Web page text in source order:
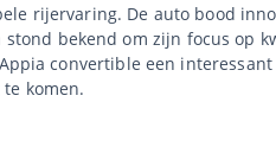
rijervaring. De auto bood
bekend om zijn focus op
convertible een
komen.